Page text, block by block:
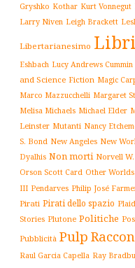
Gryshko Kothar Kurt Vonnegut
Larry Niven Leigh Brackett
Libertarianesimo Libri
Eshbach Lucy Andrews Cummin
and Science Fiction Magic
Marco Mazzucchelli Margaret
Melisa Michaels Michael Elder
Leinster Mutanti Nancy
S. Bond New Angeles New
Dyalhis Non morti Norvell
Orson Scott Card Other Worlds
III Pendarves Philip José
Pirati Pirati dello spazio
Stories Plutone Politiche
Pubblicità Pulp
Raul Garcia Capella Ray